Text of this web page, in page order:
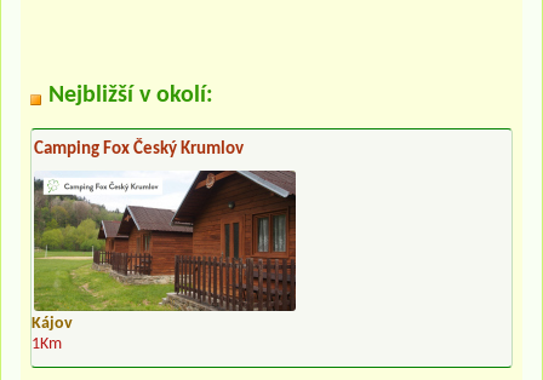
Nejbližší v okolí:
Camping Fox Český Krumlov
Kájov
1Km